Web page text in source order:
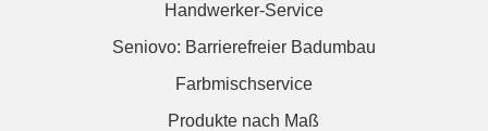
Handwerker-Service
Seniovo: Barrierefreier Badumbau
Farbmischservice
Produkte nach Maß